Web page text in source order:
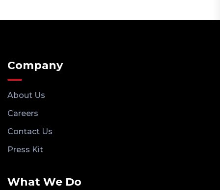
Company
About Us
Careers
Contact Us
Press Kit
What We Do